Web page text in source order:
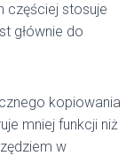
częściej stosuje
głównie do
kopiowania
mniej funkcji niż
w